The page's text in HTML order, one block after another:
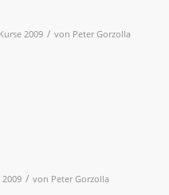
2009 / von Peter Gorzolla
/ von Peter Gorzolla